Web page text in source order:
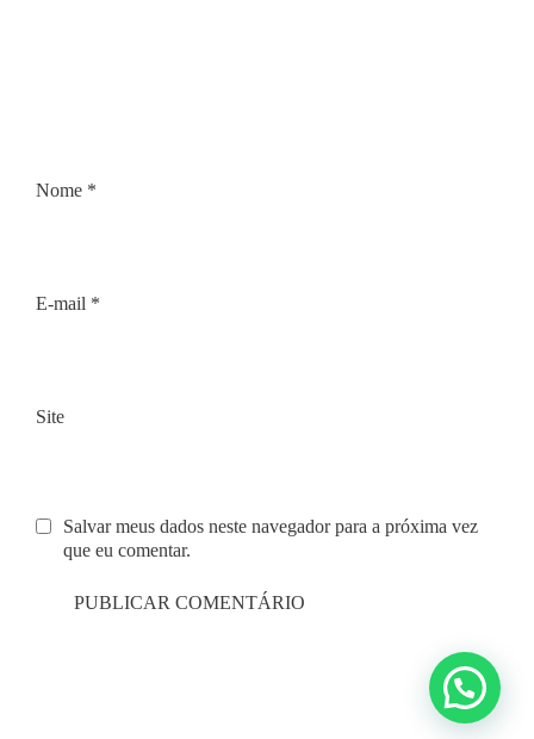
Nome *
E-mail *
Site
Salvar meus dados neste navegador para a próxima vez
que eu comentar.